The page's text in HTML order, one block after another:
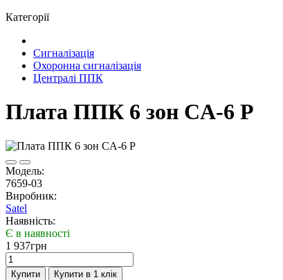
Категорії
Сигналізація
Охоронна сигналізація
Централі ППК
Плата ППК 6 зон CA-6 P
Модель:
7659-03
Виробник:
Satel
Наявність:
Є в наявності
1 937грн
Купити Купити в 1 клік